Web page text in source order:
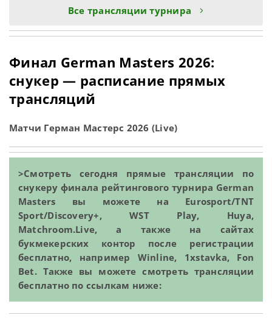
Все трансляции турнира
Финал German Masters 2026:
снукер — расписание прямых
трансляций
Матчи Герман Мастерс 2026 (Live)
>Смотреть сегодня прямые трансляции по
снукеру финала рейтингового турнира German
Masters вы можете на Eurosport/TNT
Sport/Discovery+, WST Play, Huya,
Matchroom.Live, а также на сайтах
букмекерских контор после регистрации
бесплатно, например Winline, 1xstavka, Fon
Bet. Также вы можете смотреть трансляции
бесплатно по ссылкам ниже: